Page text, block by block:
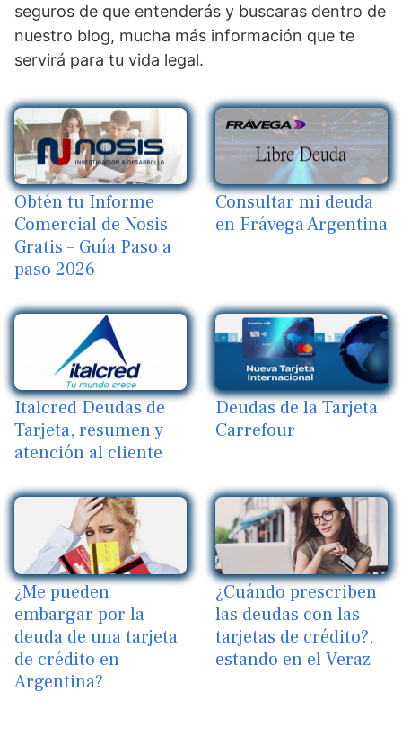
seguros de que entenderás y buscaras dentro de
nuestro blog, mucha más información que te
servirá para tu vida legal.
Obtén tu Informe
Comercial de Nosis
Gratis – Guía Paso a
paso 2026
Consultar mi deuda
en Frávega Argentina
Italcred Deudas de
Tarjeta, resumen y
atención al cliente
Deudas de la Tarjeta
Carrefour
¿Me pueden
embargar por la
deuda de una tarjeta
de crédito en
Argentina?
¿Cuándo prescriben
las deudas con las
tarjetas de crédito?,
estando en el Veraz